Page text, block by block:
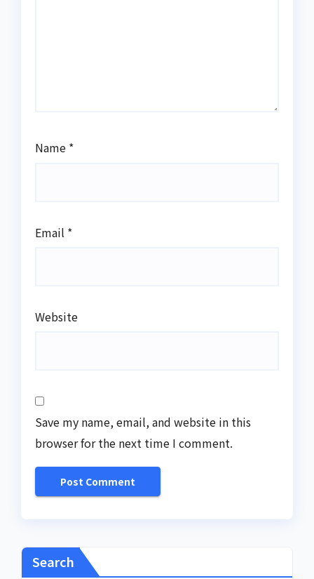
Name *
Email *
Website
Save my name, email, and website in this
browser for the next time I comment.
Search